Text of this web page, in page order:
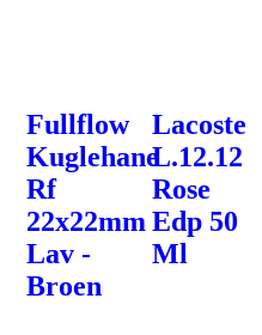
Fullflow
Kuglehane
Rf
22x22mm
Lav -
Broen
Lacoste
L.12.12
Rose
Edp 50
Ml